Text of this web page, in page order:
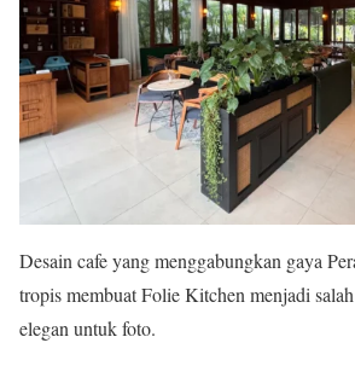
Desain cafe yang menggabungkan gaya
tropis membuat Folie Kitchen menjadi
elegan untuk foto.